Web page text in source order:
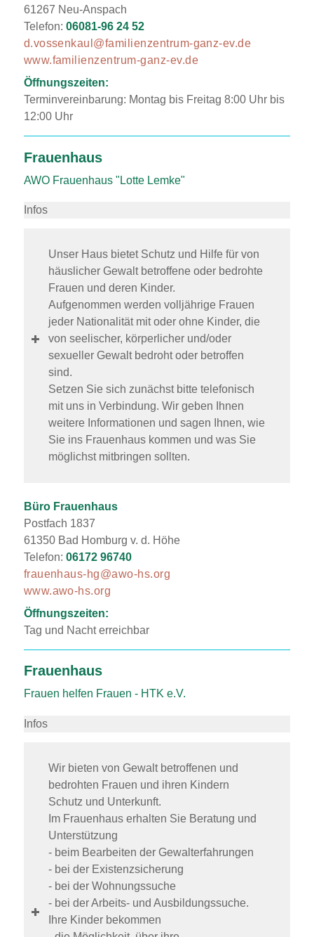
61267 Neu-Anspach
Telefon: 06081-96 24 52
d.vossenkaul@familienzentrum-ganz-ev.de
www.familienzentrum-ganz-ev.de
Öffnungszeiten:
Terminvereinbarung: Montag bis Freitag 8:00 Uhr bis
12:00 Uhr
Frauenhaus
AWO Frauenhaus "Lotte Lemke"
Infos
Unser Haus bietet Schutz und Hilfe für von
häuslicher Gewalt betroffene oder bedrohte
Frauen und deren Kinder.
Aufgenommen werden volljährige Frauen
jeder Nationalität mit oder ohne Kinder, die
von seelischer, körperlicher und/oder
sexueller Gewalt bedroht oder betroffen
sind.
Setzen Sie sich zunächst bitte telefonisch
mit uns in Verbindung. Wir geben Ihnen
weitere Informationen und sagen Ihnen, wie
Sie ins Frauenhaus kommen und was Sie
möglichst mitbringen sollten.
Büro Frauenhaus
Postfach 1837
61350 Bad Homburg v. d. Höhe
Telefon: 06172 96740
frauenhaus-hg@awo-hs.org
www.awo-hs.org
Öffnungszeiten:
Tag und Nacht erreichbar
Frauenhaus
Frauen helfen Frauen - HTK e.V.
Infos
Wir bieten von Gewalt betroffenen und
bedrohten Frauen und ihren Kindern
Schutz und Unterkunft.
Im Frauenhaus erhalten Sie Beratung und
Unterstützung
- beim Bearbeiten der Gewalterfahrungen
- bei der Existenzsicherung
- bei der Wohnungssuche
- bei der Arbeits- und Ausbildungssuche.
Ihre Kinder bekommen